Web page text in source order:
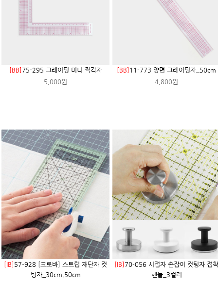
[BB] 75-295 그레이딩 미니 직각자
5,000원
[BB] 11-773 양면 그레이딩자_50cm
4,800원
[IB] 57-928 [크로바] 스트립 재단자 컷
팅자_30cm,50cm
[IB] 70-056 시접자 손잡이 컷팅자 접착
핸들_3컬러